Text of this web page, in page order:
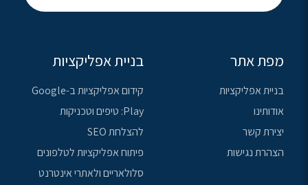
מפת אתר
בניית אפליקציות
אודותינו
יצירת קשר
הצהרת נגישות
בניית אפליקציות
קידום אפליקציות ב-Google
Play: טיפים וטכניקות
להצלחת SEO
פיתוח אפליקציות לטלפונים
סלולאריים ולאתרי אינטרנט